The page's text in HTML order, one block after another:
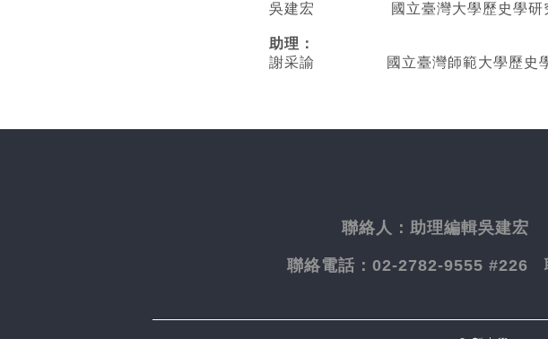
吳建宏 國立臺灣大學歷史學研究
助理：
謝采諭
國立臺灣師範大學歷史
聯絡人： 助理編輯吳建
聯絡電話： 02-2782-9555 #226